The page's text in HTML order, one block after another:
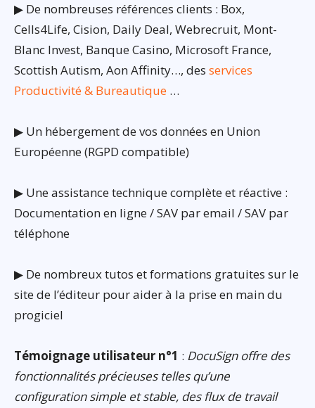
▶ De nombreuses références clients : Box,
Cells4Life, Cision, Daily Deal, Webrecruit, Mont-
Blanc Invest, Banque Casino, Microsoft France,
Scottish Autism, Aon Affinity…, des services
Productivité & Bureautique …
▶ Un hébergement de vos données en Union
Européenne (RGPD compatible)
▶ Une assistance technique complète et réactive :
Documentation en ligne / SAV par email / SAV par
téléphone
▶ De nombreux tutos et formations gratuites sur le
site de l’éditeur pour aider à la prise en main du
progiciel
Témoignage utilisateur n°1 : DocuSign offre des
fonctionnalités précieuses telles qu’une
configuration simple et stable, des flux de travail